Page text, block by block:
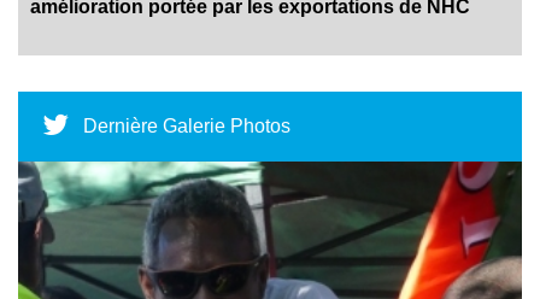
amélioration portée par les exportations de NHC
Dernière Galerie Photos